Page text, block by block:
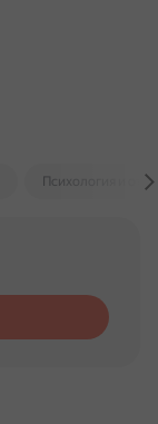
Психология и